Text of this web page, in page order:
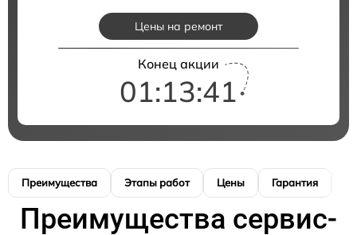
Цены на ремонт
Конец акции
01:13:40
Преимущества Этапы работ Цены Гарантия
Преимущества сервис-